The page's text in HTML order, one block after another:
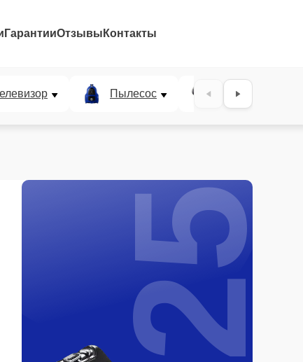
ГарантииОтзывы Контакты
Пылесос Проектор
25%